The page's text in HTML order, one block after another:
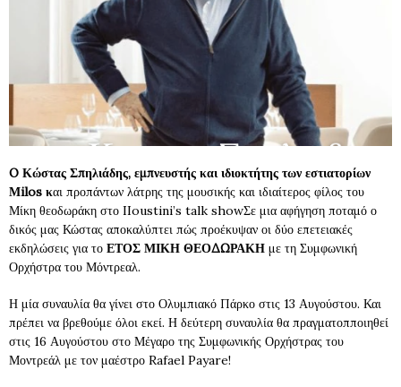
O Κώστας Σπηλιάδης, εμπνευστής και ιδιοκτήτης των εστιατορίων
Μilos και προπάντων λάτρης της μουσικής και ιδιαίτερος φίλος του
Μίκη θεοδωράκη στο IIoustini’s talk showΣε μια αφήγηση ποταμό ο
δικός μας Κώστας αποκαλύπτει πώς προέκυψαν οι δύο επετειακές
εκδηλώσεις για το ΕΤΟΣ ΜΙΚΗ ΘΕΟΔΩΡΑΚΗ με τη Συμφωνική
Ορχήστρα του Μόντρεαλ.
Η μία συναυλία θα γίνει στο Ολυμπιακό Πάρκο στις 13 Αυγούστου. Και
πρέπει να βρεθούμε όλοι εκεί. Η δεύτερη συναυλία θα πραγματοπποιηθεί
στις 16 Αυγούστου στο Μέγαρο της Συμφωνικής Ορχήστρας του
Μοντρεάλ με τον μαέστρο Rafael Payare!